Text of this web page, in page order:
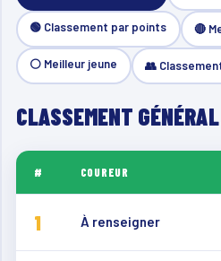
🟢 Classement par points 🔴
⚪ Meilleur jeune 👥
CLASSEMENT
# COUREUR
1 À renseigner